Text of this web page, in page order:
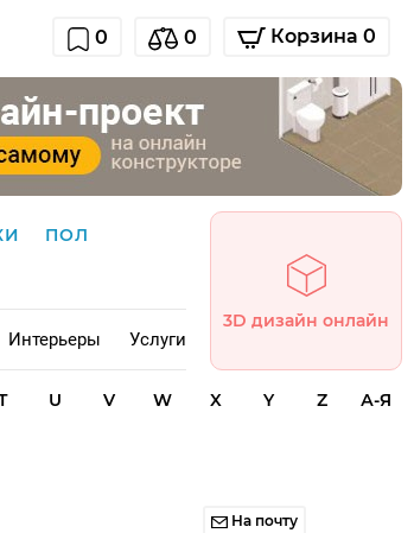
0 0 Корзина 0
ПОЛ
Интерьеры Услуги
3D дизайн онлайн
U V W X Y Z А-Я
На почту